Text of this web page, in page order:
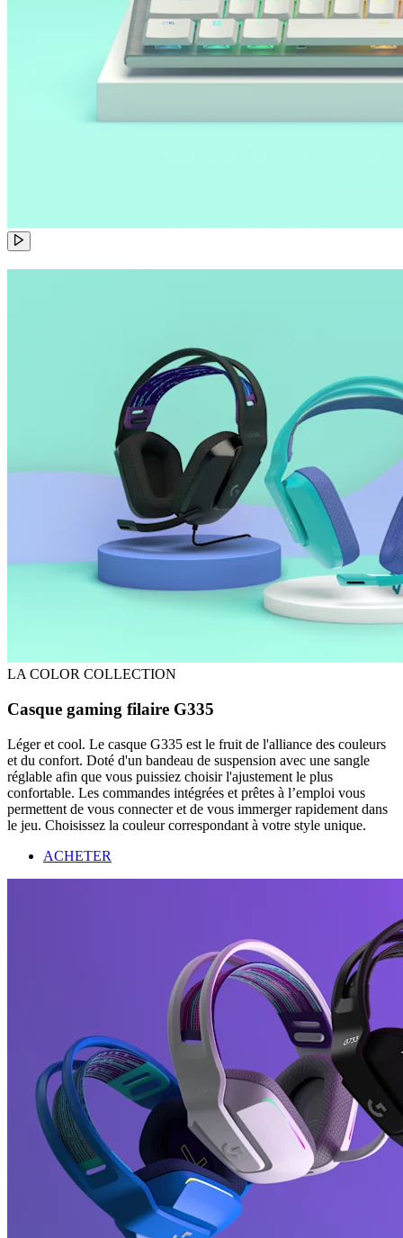
LA COLOR COLLECTION
Casque gaming filaire G335
Léger et cool. Le casque G335 est le fruit de l'alliance des couleurs
et du confort. Doté d'un bandeau de suspension avec une sangle
réglable afin que vous puissiez choisir l'ajustement le plus
confortable. Les commandes intégrées et prêtes à l’emploi vous
permettent de vous connecter et de vous immerger rapidement dans
le jeu. Choisissez la couleur correspondant à votre style unique.
ACHETER